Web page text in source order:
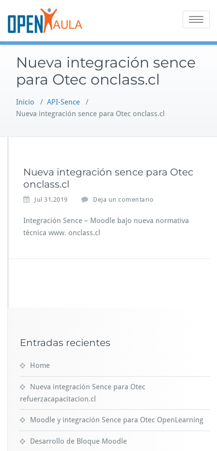
contenido
Alternar
Nueva integración sence
para Otec onclass.cl
Inicio / API-Sence /
Nueva integración sence para Otec onclass.cl
Nueva integración sence para Otec
onclass.cl
Jul 31,2019 Deja un comentario
Integración Sence – Moodle bajo nueva normativa
técnica www. onclass.cl
Entradas recientes
Home
Nueva integración Sence para Otec
refuerzacapacitacion.cl
Moodle y integración Sence para Otec OpenLearning
Desarrollo de Bloque Moodle